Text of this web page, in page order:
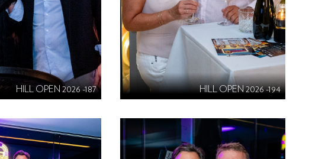
HILL OPEN 2026 -187 HILL OPEN 2026 -194